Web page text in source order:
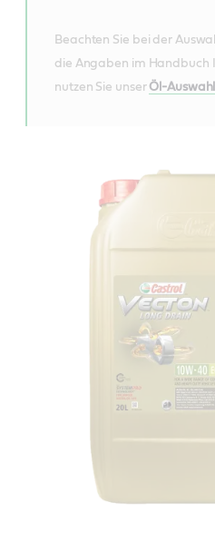
Beachten Sie bei der
die Angaben im Handbuch
nutzen Sie unser Öl-